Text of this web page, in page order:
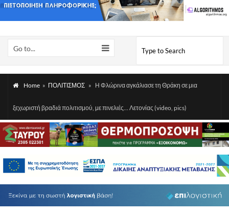
Go to...
Home » ΠΟΛΙΤΙΣΜΟΣ » Η Φλώρινα αγκάλιασε τη Θράκη σε μια
ξεχωριστή βραδιά πολιτισμού, με πινελιές… Λετονίας (video, pics)